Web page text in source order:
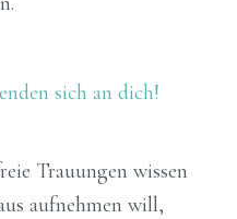
sich an dich!
Trauungen wissen
aufnehmen will,